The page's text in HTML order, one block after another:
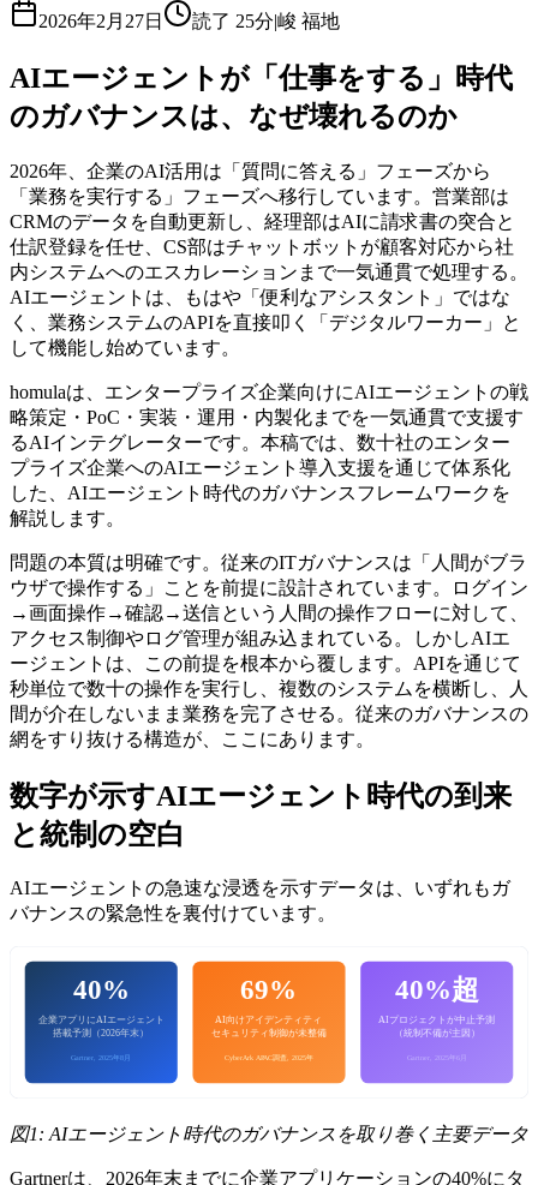
2026年2月27日 読了 25分|峻 福地
AIエージェントが「仕事をする」時代
のガバナンスは、なぜ壊れるのか
2026年、企業のAI活用は「質問に答える」フェーズから
「業務を実行する」フェーズへ移行しています。営業部は
CRMのデータを自動更新し、経理部はAIに請求書の突合と
仕訳登録を任せ、CS部はチャットボットが顧客対応から社
内システムへのエスカレーションまで一気通貫で処理する。
AIエージェントは、もはや「便利なアシスタント」ではな
く、業務システムのAPIを直接叩く「デジタルワーカー」と
して機能し始めています。
homulaは、エンタープライズ企業向けにAIエージェントの戦
略策定・PoC・実装・運用・内製化までを一気通貫で支援す
るAIインテグレーターです。本稿では、数十社のエンター
プライズ企業へのAIエージェント導入支援を通じて体系化
した、AIエージェント時代のガバナンスフレームワークを
解説します。
問題の本質は明確です。従来のITガバナンスは「人間がブラ
ウザで操作する」ことを前提に設計されています。ログイン
→画面操作→確認→送信という人間の操作フローに対して、
アクセス制御やログ管理が組み込まれている。しかしAIエ
ージェントは、この前提を根本から覆します。APIを通じて
秒単位で数十の操作を実行し、複数のシステムを横断し、人
間が介在しないまま業務を完了させる。従来のガバナンスの
網をすり抜ける構造が、ここにあります。
数字が示すAIエージェント時代の到来
と統制の空白
AIエージェントの急速な浸透を示すデータは、いずれもガ
バナンスの緊急性を裏付けています。
40%
企業アプリにAIエージェント
搭載予測（2026年末）
Gartner, 2025年8月
69%
AI向けアイデンティティ
セキュリティ制御が未整備
CyberArk APAC調査, 2025年
40%超
AIプロジェクトが中止予測
（統制不備が主因）
Gartner, 2025年6月
図1: AIエージェント時代のガバナンスを取り巻く主要データ
Gartnerは、2026年末までに企業アプリケーションの40%にタ